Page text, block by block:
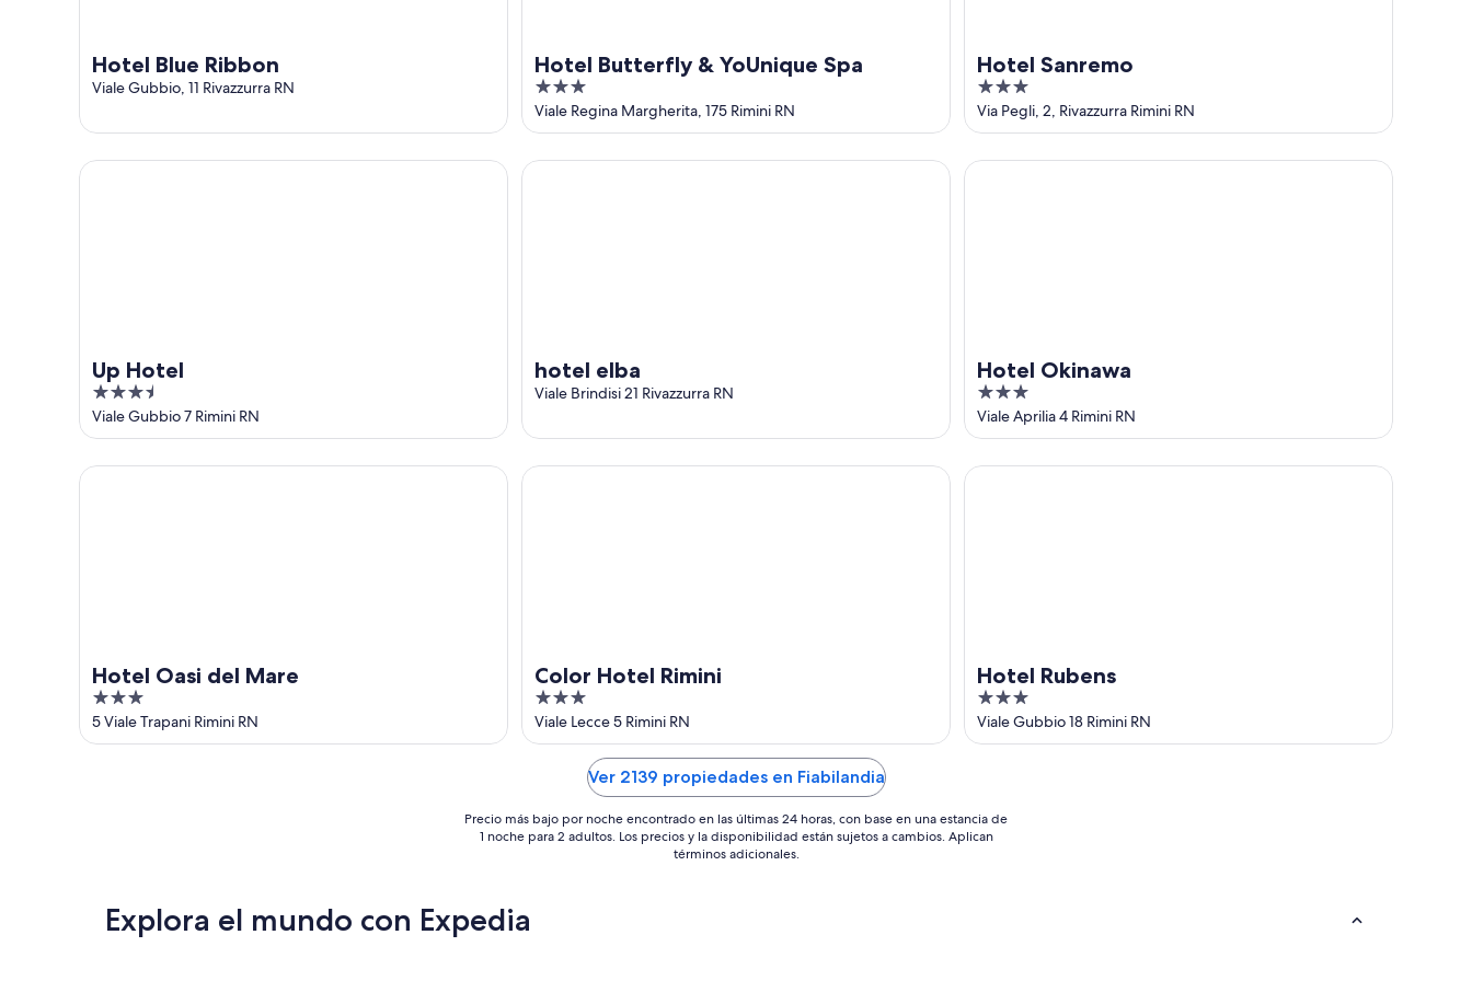
Hotel Blue Ribbon
Viale Gubbio, 11 Rivazzurra RN
Hotel Butterfly & YoUnique Spa
3
out
of
5
Viale Regina Margherita, 175 Rimini RN
Hotel Sanremo
3
out
of
5
Via Pegli, 2, Rivazzurra Rimini RN
Up Hotel
3.5
out
of
5
Viale Gubbio 7 Rimini RN
Up Hotel
hotel elba
Viale Brindisi 21 Rivazzurra RN
hotel elba
Hotel Okinawa
3
out
of
5
Viale Aprilia 4 Rimini RN
Hotel Okinawa
Hotel Oasi del Mare
3
out
of
5 Viale Trapani Rimini RN
Hotel Oasi del Mare
Color Hotel Rimini
3
out
of
Viale Lecce 5 Rimini RN
Color Hotel Rimini
Hotel Rubens
3
out
of
Viale Gubbio 18 Rimini RN
Hotel Rubens
Ver 2139 propiedades en Fiabilandia
Precio más bajo por noche encontrado en las últimas 24 horas, con base en una estancia de
1 noche para 2 adultos. Los precios y la disponibilidad están sujetos a cambios. Aplican
términos adicionales.
Explora el mundo con Expedia